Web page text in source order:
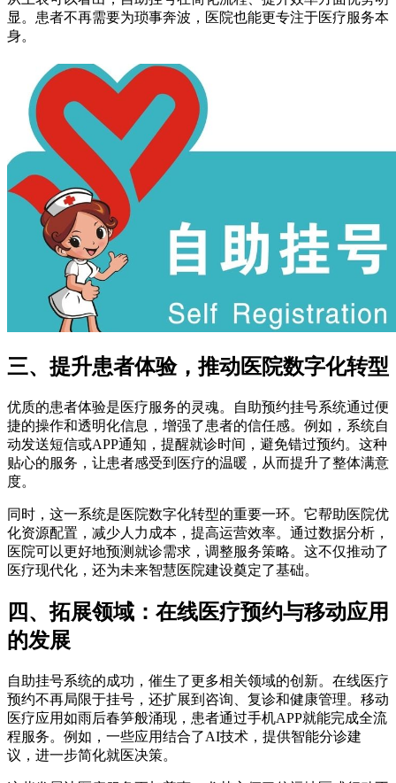
显。患者不再需要为琐事奔波，医院也能更专注于医疗服务本
身。
三、提升患者体验，推动医院数字化转型
优质的患者体验是医疗服务的灵魂。自助预约挂号系统通过便
捷的操作和透明化信息，增强了患者的信任感。例如，系统自
动发送短信或APP通知，提醒就诊时间，避免错过预约。这种
贴心的服务，让患者感受到医疗的温暖，从而提升了整体满意
度。
同时，这一系统是医院数字化转型的重要一环。它帮助医院优
化资源配置，减少人力成本，提高运营效率。通过数据分析，
医院可以更好地预测就诊需求，调整服务策略。这不仅推动了
医疗现代化，还为未来智慧医院建设奠定了基础。
四、拓展领域：在线医疗预约与移动应用
的发展
自助挂号系统的成功，催生了更多相关领域的创新。在线医疗
预约不再局限于挂号，还扩展到咨询、复诊和健康管理。移动
医疗应用如雨后春笋般涌现，患者通过手机APP就能完成全流
程服务。例如，一些应用结合了AI技术，提供智能分诊建
议，进一步简化就医决策。